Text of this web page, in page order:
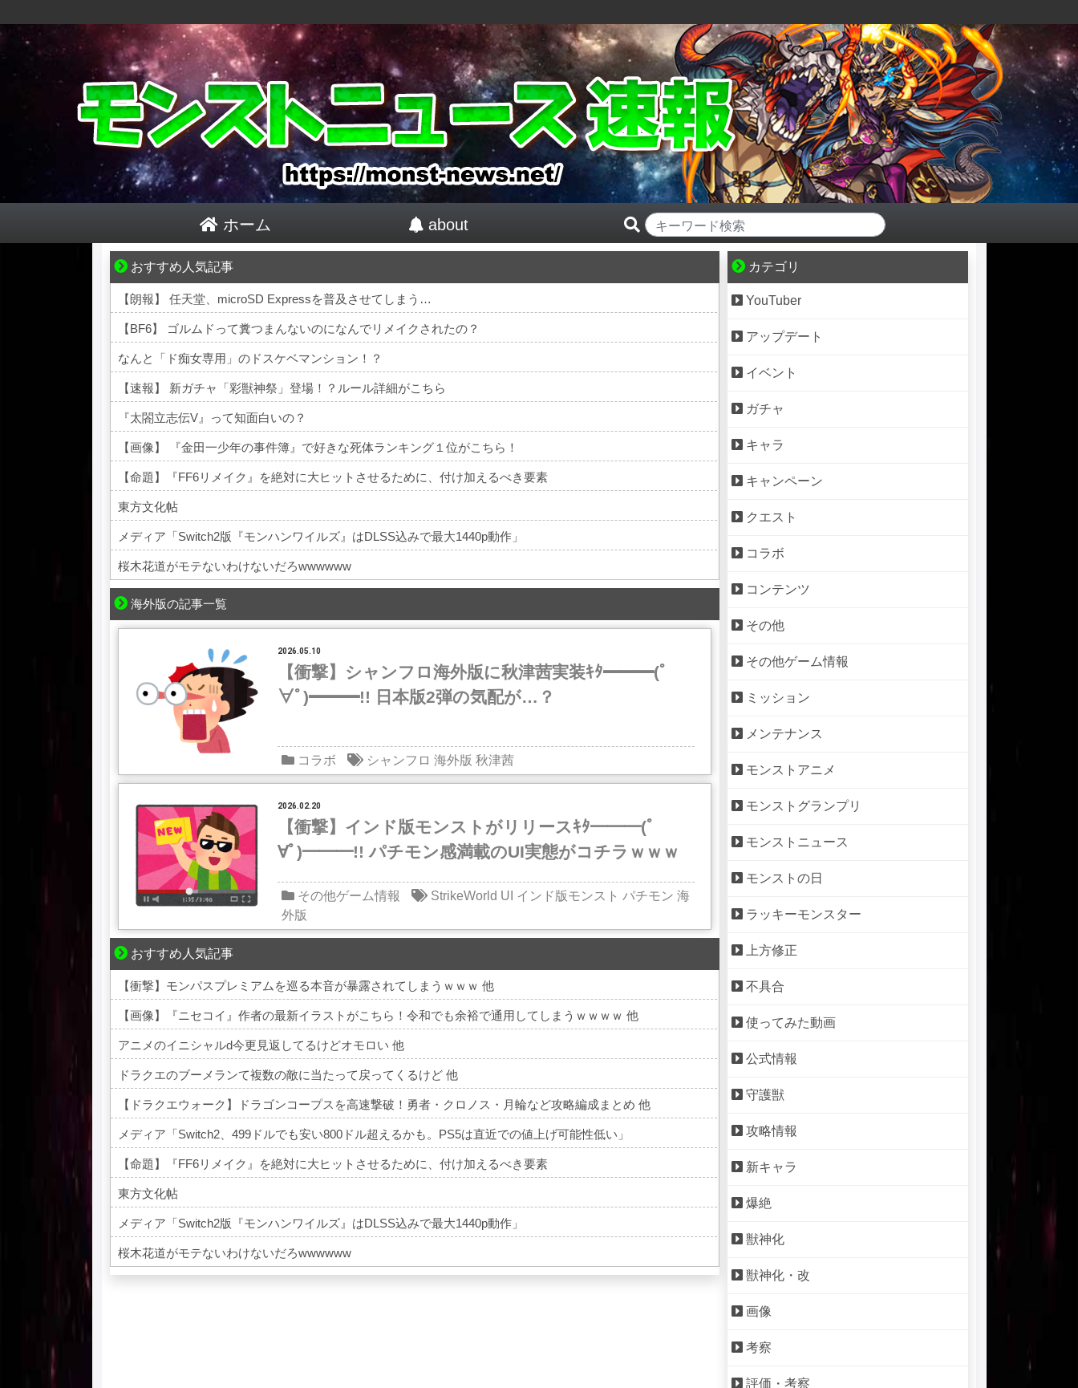
ホーム about
おすすめ人気記事
悩んでいるのは私だけ？夫との距離
【朗報】 任天堂、microSD Expressを普及させてしまう…
【BF6】 ゴルムドって糞つまんないのになんでリメイクされたの？
なんと「ド痴女専用」のドスケベマンション！？
【速報】 新ガチャ「彩獣神祭」登場！？ルール詳細がこちら
『太閤立志伝V』って知面白いの？
【画像】 『金田一少年の事件簿』で好きな死体ランキング１位がこちら！
【命題】『FF6リメイク』を絶対に大ヒットさせるために、付け加えるべき要素
東方文化帖
メディア「Switch2版『モンハンワイルズ』はDLSS込みで最大1440p動作」
桜木花道がモテないわけないだろwwwwww
Powered by livedoor 相互RSS
海外版の記事一覧
2026.05.10
【衝撃】シャンフロ海外版に秋津茜実装ｷﾀ━━━(ﾟ
∀ﾟ)━━━!! 日本版2弾の気配が…？
コラボ シャンフロ 海外版 秋津茜
2026.02.20
【衝撃】インド版モンストがリリースｷﾀ━━━(ﾟ
∀ﾟ)━━━!! パチモン感満載のUI実態がコチラｗｗｗ
その他ゲーム情報 StrikeWorld UI インド版モンスト パチモン 海
外版
おすすめ人気記事
それは純愛か、それともストーカー疑惑か
【衝撃】モンパスプレミアムを巡る本音が暴露されてしまうｗｗｗ 他
【画像】『ニセコイ』作者の最新イラストがこちら！令和でも余裕で通用してしまうｗｗｗｗ 他
アニメのイニシャルd今更見返してるけどオモロい 他
ドラクエのブーメランて複数の敵に当たって戻ってくるけど 他
【ドラクエウォーク】ドラゴンコープスを高速撃破！勇者・クロノス・月輪など攻略編成まとめ 他
メディア「Switch2、499ドルでも安い800ドル超えるかも。PS5は直近での値上げ可能性低い」
【命題】『FF6リメイク』を絶対に大ヒットさせるために、付け加えるべき要素
東方文化帖
メディア「Switch2版『モンハンワイルズ』はDLSS込みで最大1440p動作」
桜木花道がモテないわけないだろwwwwww
カテゴリ
YouTuber
アップデート
イベント
ガチャ
キャラ
キャンペーン
クエスト
コラボ
コンテンツ
その他
その他ゲーム情報
ミッション
メンテナンス
モンストアニメ
モンストグランプリ
モンストニュース
モンストの日
ラッキーモンスター
上方修正
不具合
使ってみた動画
公式情報
守護獣
攻略情報
新キャラ
爆絶
獣神化
獣神化・改
画像
考察
評価・考察